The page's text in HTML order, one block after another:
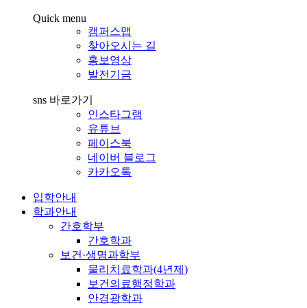
Quick menu
캠퍼스맵
찾아오시는 길
홍보영상
발전기금
sns 바로가기
인스타그램
유튜브
페이스북
네이버 블로그
카카오톡
입학안내
학과안내
간호학부
간호학과
보건·생명과학부
물리치료학과(4년제)
보건의료행정학과
안경광학과